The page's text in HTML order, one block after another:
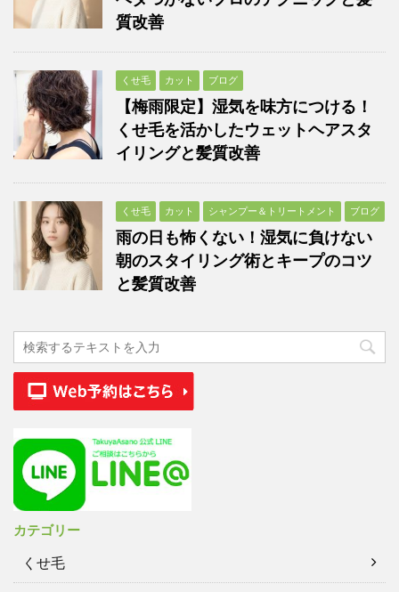
質改善
くせ毛 カット ブログ
【梅雨限定】湿気を味方につける！
くせ毛を活かしたウェットヘアスタ
イリングと髪質改善
くせ毛 カット シャンプー＆トリートメント ブログ
雨の日も怖くない！湿気に負けない
朝のスタイリング術とキープのコツ
と髪質改善
カテゴリー
くせ毛